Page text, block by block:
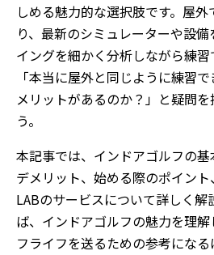
しめる魅力的な選択肢です。屋
り、最新のシミュレーターや設
イングを細かく分析しながら練習
「本当に屋外と同じように練習
メリットがあるのか？」と疑問
う。
本記事では、インドアゴルフの基
デメリット、始める際のポイント
LABのサービスについて詳しく解
ば、インドアゴルフの魅力を理
フライフを送るための参考になる